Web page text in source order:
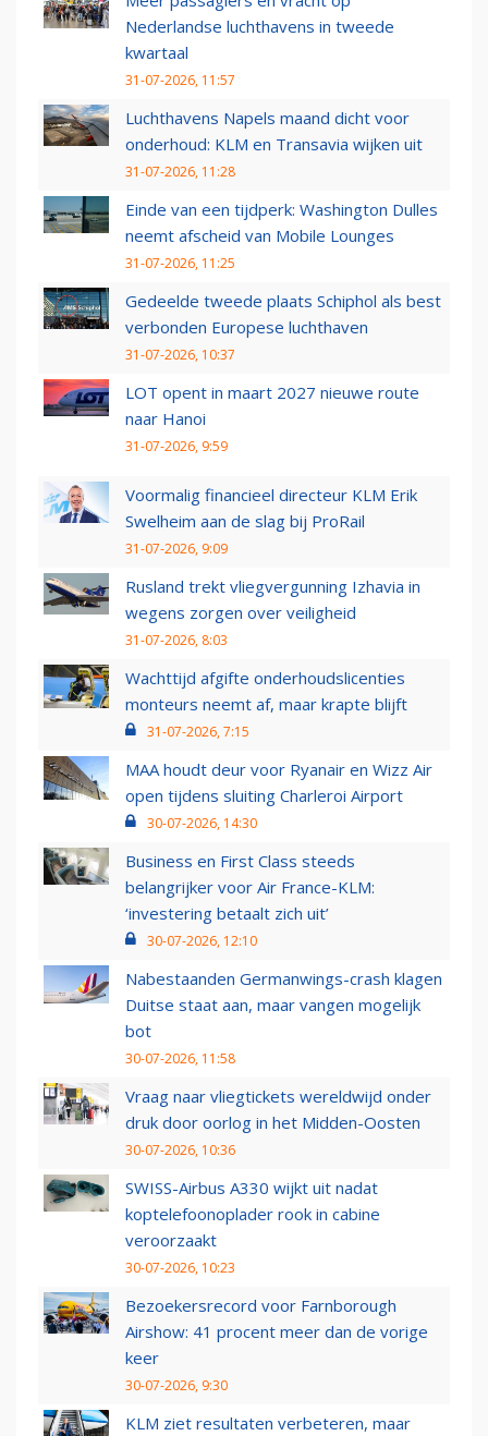
Nederlandse luchthavens in tweede
kwartaal
31-07-2026, 11:57
Luchthavens Napels maand dicht voor
onderhoud: KLM en Transavia wijken uit
31-07-2026, 11:28
Einde van een tijdperk: Washington Dulles
neemt afscheid van Mobile Lounges
31-07-2026, 11:25
Gedeelde tweede plaats Schiphol als best
verbonden Europese luchthaven
31-07-2026, 10:37
LOT opent in maart 2027 nieuwe route
naar Hanoi
31-07-2026, 9:59
Voormalig financieel directeur KLM Erik
Swelheim aan de slag bij ProRail
31-07-2026, 9:09
Rusland trekt vliegvergunning Izhavia in
wegens zorgen over veiligheid
31-07-2026, 8:03
Wachttijd afgifte onderhoudslicenties
monteurs neemt af, maar krapte blijft
31-07-2026, 7:15
MAA houdt deur voor Ryanair en Wizz Air
open tijdens sluiting Charleroi Airport
30-07-2026, 14:30
Business en First Class steeds
belangrijker voor Air France-KLM:
‘investering betaalt zich uit’
30-07-2026, 12:10
Nabestaanden Germanwings-crash klagen
Duitse staat aan, maar vangen mogelijk
bot
30-07-2026, 11:58
Vraag naar vliegtickets wereldwijd onder
druk door oorlog in het Midden-Oosten
30-07-2026, 10:36
SWISS-Airbus A330 wijkt uit nadat
koptelefoonoplader rook in cabine
veroorzaakt
30-07-2026, 10:23
Bezoekersrecord voor Farnborough
Airshow: 41 procent meer dan de vorige
keer
30-07-2026, 9:30
KLM ziet resultaten verbeteren, maar